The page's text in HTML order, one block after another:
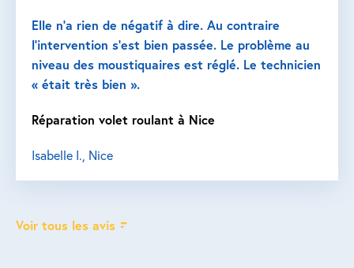
Elle n’a rien de négatif à dire. Au contraire
l’intervention s’est bien passée. Le problème au
niveau des moustiquaires est réglé. Le technicien
« était très bien ».
Réparation volet roulant à Nice
Isabelle I., Nice
Voir tous les avis